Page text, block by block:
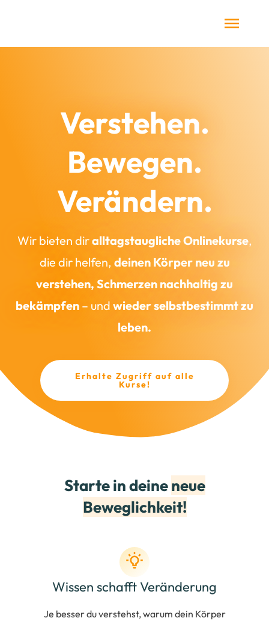
Verstehen.
Bewegen.
Verändern.
Wir bieten diralltagstaugliche Onlinekurse,
die dir helfen, deinen Körper neu zu
verstehen, Schmerzen nachhaltig zu
bekämpfen – und wieder selbstbestimmt zu
leben.
Erhalte Zugriff auf alle
Kurse!
Starte in deineneue
Beweglichkeit!
Wissen schafft Veränderung
Je besser du verstehst, warum dein Körper